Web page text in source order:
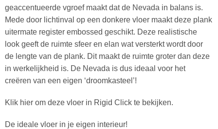
geaccentueerde vgroef maakt dat de Nevada in balans is.
Mede door lichtinval op een donkere vloer maakt deze plank
uitermate register embossed geschikt. Deze realistische
look geeft de ruimte sfeer en elan wat versterkt wordt door
de lengte van de plank. Dit maakt de ruimte groter dan deze
in werkelijkheid is. De Nevada is dus ideaal voor het
creëren van een eigen ‘droomkasteel’!
Klik hier om deze vloer in Rigid Click te bekijken.
De ideale vloer in je eigen interieur!